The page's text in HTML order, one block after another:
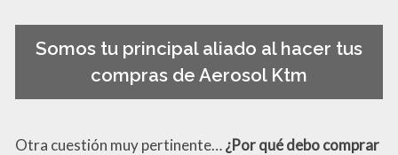
Somos tu principal aliado al hacer tus
compras de Aerosol Ktm
Otra cuestión muy pertinente…¿Por qué debo comprar